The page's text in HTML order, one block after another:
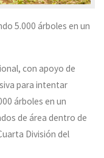
5.000 árboles en un
con apoyo de
para intentar
árboles en un
de área dentro de
División del